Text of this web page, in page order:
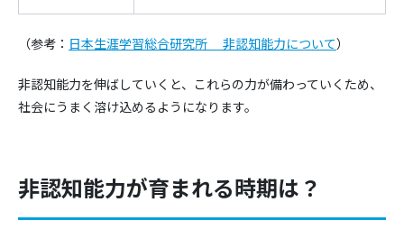
（参考： 日本生涯学習総合研究所 非認知能力について）
非認知能力を伸ばしていくと、これらの力が備わっていくため、
社会にうまく溶け込めるようになります。
非認知能力が育まれる時期は？